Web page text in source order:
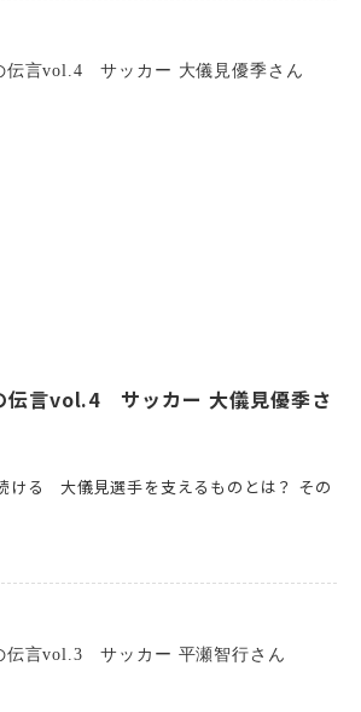
伝言vol.4 サッカー 大儀見優季さ
ける 大儀見選手を支えるものとは？ その